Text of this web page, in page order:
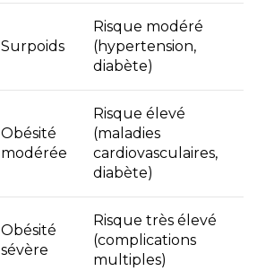
Surpoids
Risque modéré
(hypertension,
diabète)
Obésité
modérée
Risque élevé
(maladies
cardiovasculaires,
diabète)
Obésité
sévère
Risque très élevé
(complications
multiples)